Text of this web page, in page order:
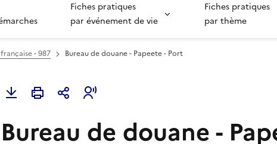
Fiches pratiques
par événement de vie
Fiches pratiques
par thème
- 987 Bureau de douane - Papeete - Port
Bureau de douane -